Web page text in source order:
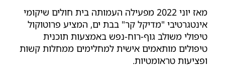
מאז יוני 2022 מפעילה העמותה בית חולים שיקומי
"מדיקל קר" בבת ים, המציע פרוטוקול
משולב גוף-רוח-נפש באמצעות תוכנית
מותאמים אישית למחלימים ממחלות קשות
טראומטיות.